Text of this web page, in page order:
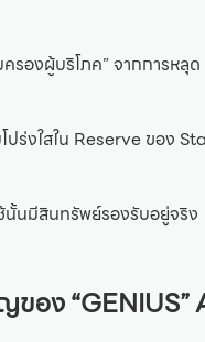
รองผู้บริโภค” จากการหลุ
ปร่งใสใน Reserve ของ
นั้นมีสินทรัพย์รองรับอยู่จริง
ของ “GENIUS”